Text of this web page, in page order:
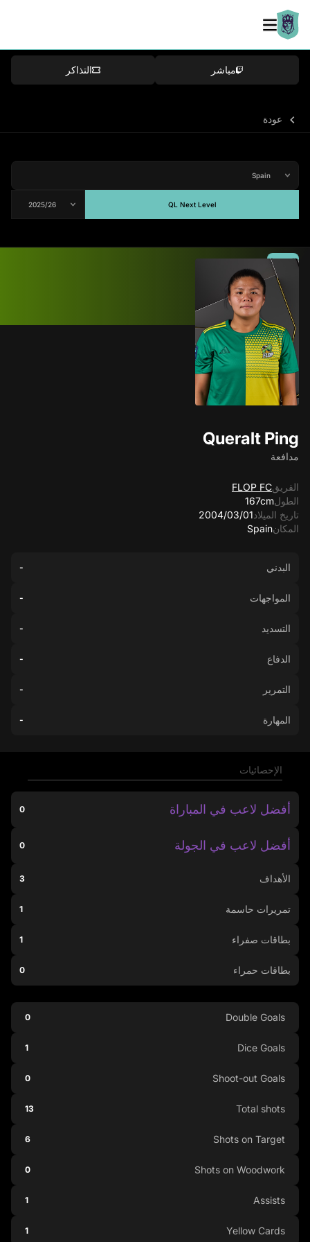
مباشر التذاكر
عودة
QL Next Level
Queralt Ping
مدافعة
الفريقFLOP FC
الطول167cm
تاريخ الميلاد01‏/03‏/2004
المكانSpain
المتوسط
البدني -
المواجهات -
التسديد -
الدفاع -
التمرير -
المهارة -
الإحصائيات
أفضل لاعب في المباراة 0
أفضل لاعب في الجولة 0
الأهداف 3
تمريرات حاسمة 1
بطاقات صفراء 1
بطاقات حمراء 0
Double Goals
0
Dice Goals
1
Shoot-out Goals
0
Total shots
13
Shots on Target
6
Shots on Woodwork
0
Assists
1
Yellow Cards
1